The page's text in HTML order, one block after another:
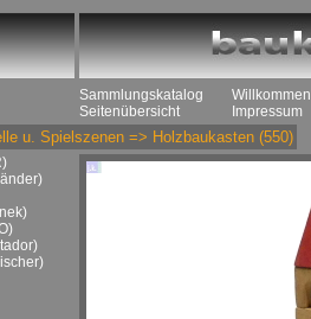
Sammlungskatalog
Seitenübersicht
Willkommen
Impressum
u. Spielszenen => Holzbaukasten (550)